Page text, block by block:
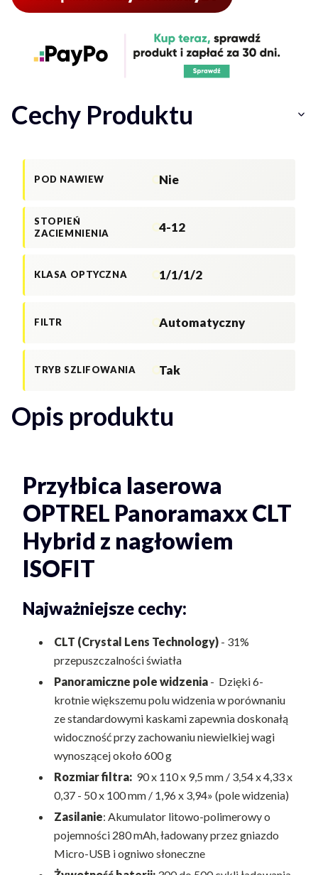
Cechy Produktu
POD NAWIEW Nie
STOPIEŃ
ZACIEMNIENIA
4-12
KLASA OPTYCZNA 1/1/1/2
FILTR Automatyczny
TRYB SZLIFOWANIA Tak
Opis produktu
Przyłbica laserowa
OPTREL Panoramaxx CLT
Hybrid z nagłowiem
ISOFIT
Najważniejsze cechy:
CLT (Crystal Lens Technology) - 31%
przepuszczalności światła
Panoramiczne pole widzenia - Dzięki 6-
krotnie większemu polu widzenia w porównaniu
ze standardowymi kaskami zapewnia doskonałą
widoczność przy zachowaniu niewielkiej wagi
wynoszącej około 600 g
Rozmiar filtra: 90 x 110 x 9,5 mm / 3,54 x 4,33 x
0,37 - 50 x 100 mm / 1,96 x 3,94» (pole widzenia)
Zasilanie: Akumulator litowo-polimerowy o
pojemności 280 mAh, ładowany przez gniazdo
Micro-USB i ogniwo słoneczne